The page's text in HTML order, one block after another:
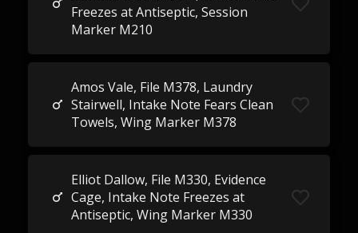
Freezes at Antiseptic, Session
Marker M210
Amos Vale, File M378, Laundry
Stairwell, Intake Note Fears Clean
Towels, Wing Marker M378
Elliot Dallow, File M330, Evidence
Cage, Intake Note Freezes at
Antiseptic, Wing Marker M330